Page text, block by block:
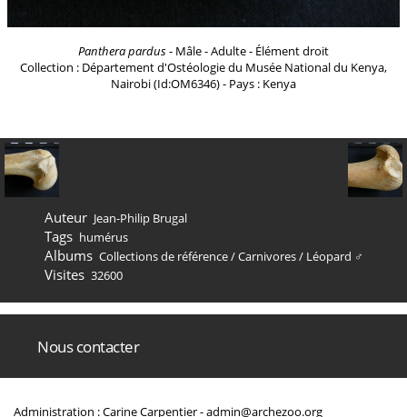
Panthera pardus- Mâle - Adulte - Élément droit
Collection : Département d'Ostéologie du Musée National du Kenya,
Nairobi (Id:OM6346) - Pays : Kenya
Auteur Jean-Philip Brugal
Tags humérus
Albums Collections de référence/Carnivores/ Léopard ♂
Visites 32600
Nous contacter
Administration : Carine Carpentier -admin@archezoo.org